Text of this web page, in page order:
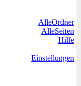
AlleOrdner
AlleSeiten
Hilfe
Einstellungen